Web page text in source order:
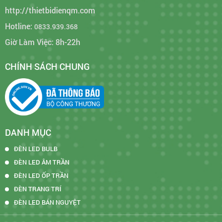
http://thietbidienqm.com
Hotline: 0833.939.368
Giờ Làm Việc: 8h-22h
CHÍNH SÁCH CHUNG
DANH MỤC
ĐÈN LED BULB
ĐÈN LED ÂM TRẦN
ĐÈN LED ỐP TRẦN
ĐÈN TRANG TRÍ
ĐÈN LED BÁN NGUYỆT